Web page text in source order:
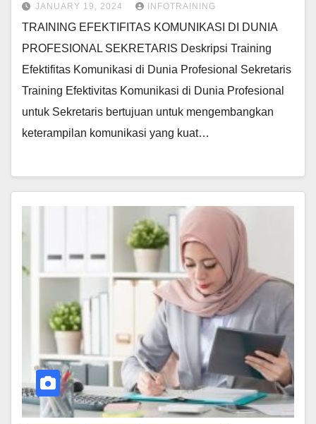
JANUARY 19, 2024 INFOTRAINING
TRAINING EFEKTIFITAS KOMUNIKASI DI DUNIA
PROFESIONAL SEKRETARIS Deskripsi Training
Efektifitas Komunikasi di Dunia Profesional Sekretaris
Training Efektivitas Komunikasi di Dunia Profesional
untuk Sekretaris bertujuan untuk mengembangkan
keterampilan komunikasi yang kuat…